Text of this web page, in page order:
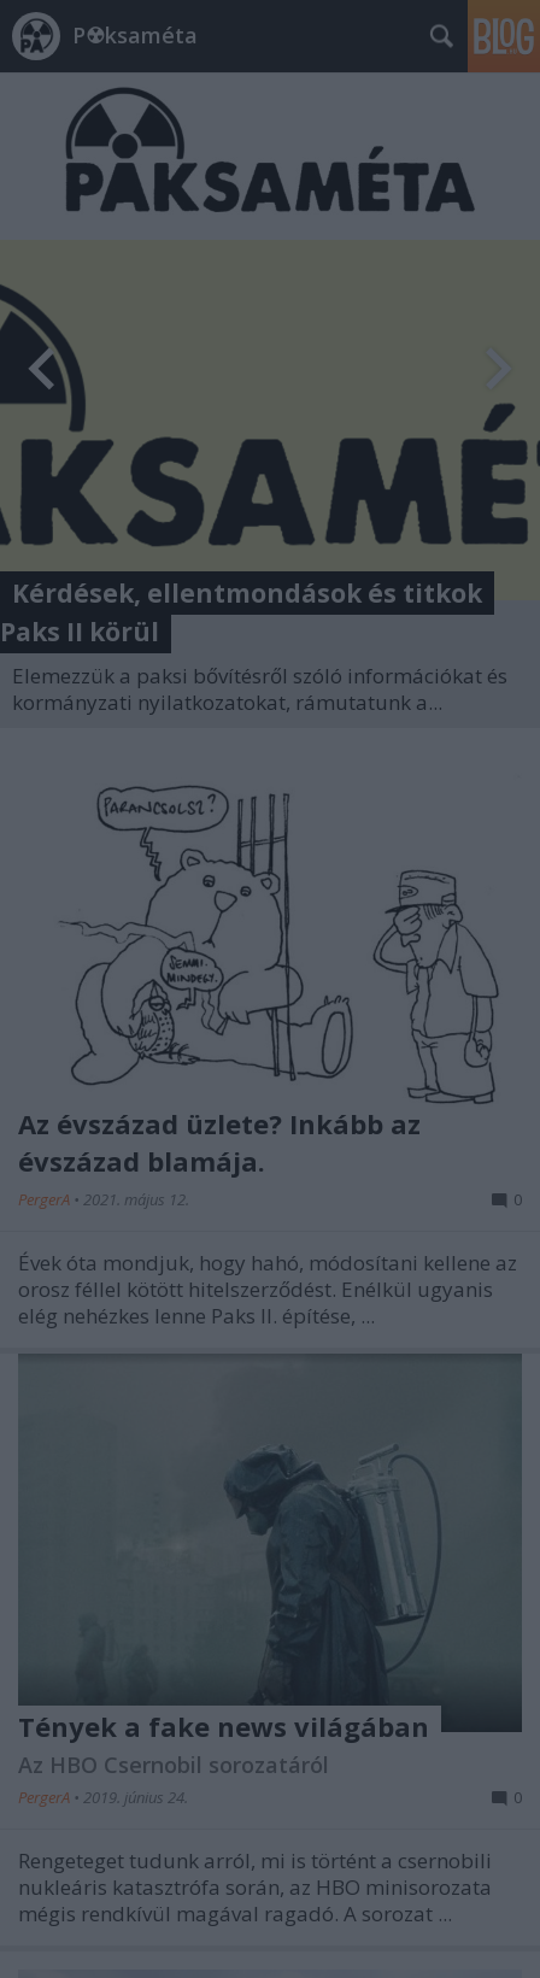
P☢ksaméta
Kérdések, ellentmondások és titkok
Paks II körül
Elemezzük a paksi bővítésről szóló információkat és
kormányzati nyilatkozatokat, rámutatunk a...
Az évszázad üzlete? Inkább az
évszázad blamája.
PergerA • 2021. május 12. 0
Évek óta mondjuk, hogy hahó, módosítani kellene az
orosz féllel kötött hitelszerződést. Enélkül ugyanis
elég nehézkes lenne Paks II. építése, ...
Tények a fake news világában
Az HBO Csernobil sorozatáról
PergerA • 2019. június 24. 0
Rengeteget tudunk arról, mi is történt a csernobili
nukleáris katasztrófa során, az HBO minisorozata
mégis rendkívül magával ragadó. A sorozat ...